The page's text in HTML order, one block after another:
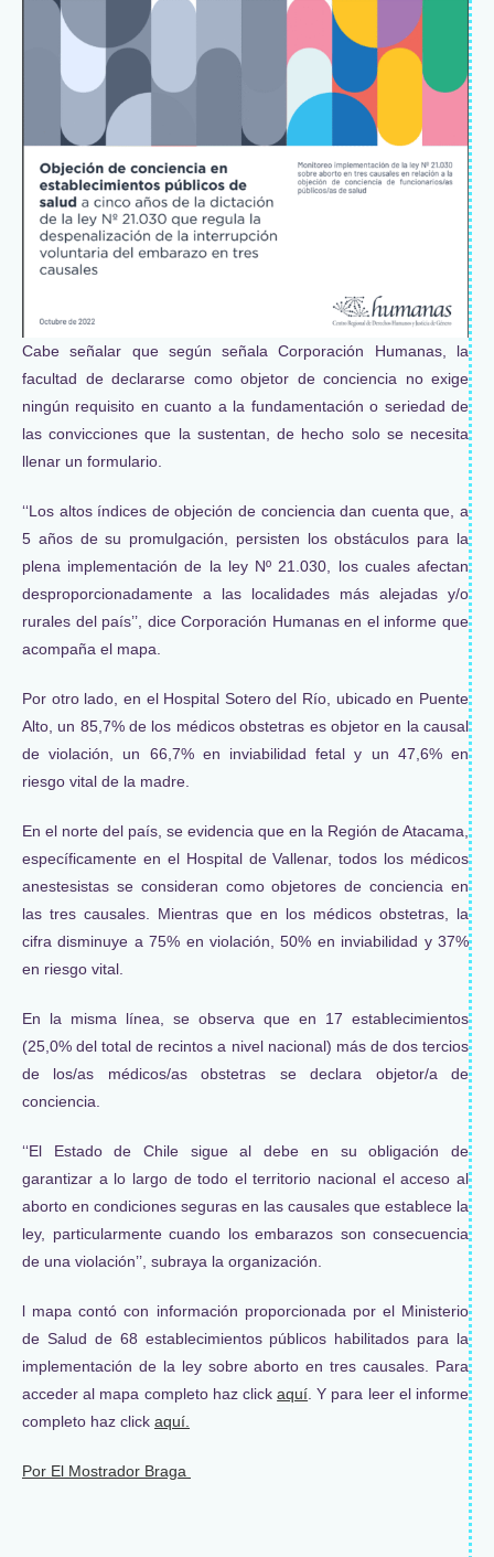
Cabe señalar que según señala Corporación Humanas, la
facultad de declararse como objetor de conciencia no exige
ningún requisito en cuanto a la fundamentación o seriedad de
las convicciones que la sustentan, de hecho solo se necesita
llenar un formulario.
‘‘Los altos índices de objeción de conciencia dan cuenta que, a
5 años de su promulgación, persisten los obstáculos para la
plena implementación de la ley Nº 21.030, los cuales afectan
desproporcionadamente a las localidades más alejadas y/o
rurales del país’’, dice Corporación Humanas en el informe que
acompaña el mapa.
Por otro lado, en el Hospital Sotero del Río, ubicado en Puente
Alto, un 85,7% de los médicos obstetras es objetor en la causal
de violación, un 66,7% en inviabilidad fetal y un 47,6% en
riesgo vital de la madre.
En el norte del país, se evidencia que en la Región de Atacama,
específicamente en el Hospital de Vallenar, todos los médicos
anestesistas se consideran como objetores de conciencia en
las tres causales. Mientras que en los médicos obstetras, la
cifra disminuye a 75% en violación, 50% en inviabilidad y 37%
en riesgo vital.
En la misma línea, se observa que en 17 establecimientos
(25,0% del total de recintos a nivel nacional) más de dos tercios
de los/as médicos/as obstetras se declara objetor/a de
conciencia.
‘‘El Estado de Chile sigue al debe en su obligación de
garantizar a lo largo de todo el territorio nacional el acceso al
aborto en condiciones seguras en las causales que establece la
ley, particularmente cuando los embarazos son consecuencia
de una violación’’, subraya la organización.
l mapa contó con información proporcionada por el Ministerio
de Salud de 68 establecimientos públicos habilitados para la
implementación de la ley sobre aborto en tres causales. Para
acceder al mapa completo haz clickaquí . Y para leer el informe
completo haz click aquí.
Por El Mostrador Braga